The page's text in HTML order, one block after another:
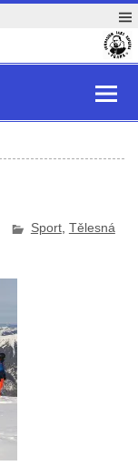
Sport, Tělesná